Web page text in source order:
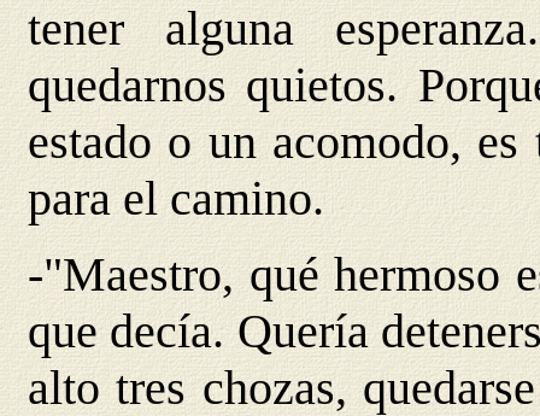
tener alguna
quedarnos quietos.
estado o un acomodo,
para el camino.
-"Maestro, qué hermoso
que decía. Quería
alto tres chozas,